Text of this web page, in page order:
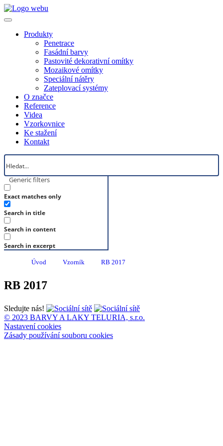
Produkty
Penetrace
Fasádní barvy
Pastovité dekorativní omítky
Mozaikové omítky
Speciální nátěry
Zateplovací systémy
O značce
Reference
Videa
Vzorkovnice
Ke stažení
Kontakt
Generic filters
Exact matches only
Search in title
Search in content
Search in excerpt
Úvod Vzorník RB 2017
RB 2017
Sledujte nás!
© 2023 BARVY A LAKY TELURIA, s.r.o.
Nastavení cookies
Zásady používání souboru cookies